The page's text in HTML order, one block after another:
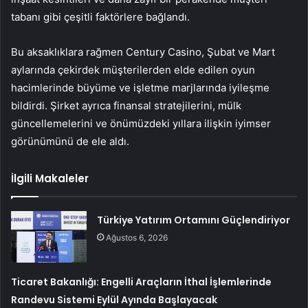
tabanı gibi çeşitli faktörlere bağlandı.
Bu aksaklıklara rağmen Century Casino, Şubat ve Mart
aylarında çekirdek müşterilerden elde edilen oyun
hacimlerinde büyüme ve işletme marjlarında iyileşme
bildirdi. Şirket ayrıca finansal stratejilerini, mülk
güncellemelerini ve önümüzdeki yıllara ilişkin iyimser
görünümünü de ele aldı.
İlgili Makaleler
Türkiye Yatırım Ortamını Güçlendiriyor
Ağustos 6, 2026
Ticaret Bakanlığı: Engelli Araçların İthal İşlemlerinde
Randevu Sistemi Eylül Ayında Başlayacak